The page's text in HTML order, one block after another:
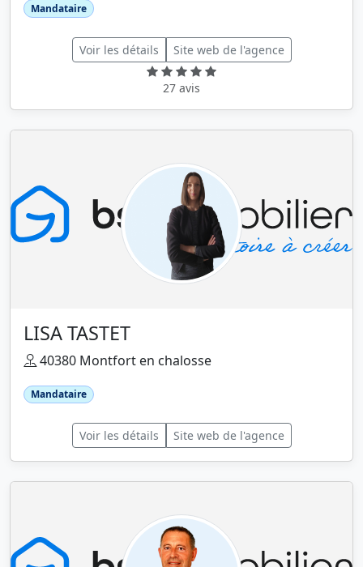
Mandataire
Voir les détails Site web de l'agence
27 avis
LISA TASTET
40380 Montfort en chalosse
Mandataire
Voir les détails Site web de l'agence